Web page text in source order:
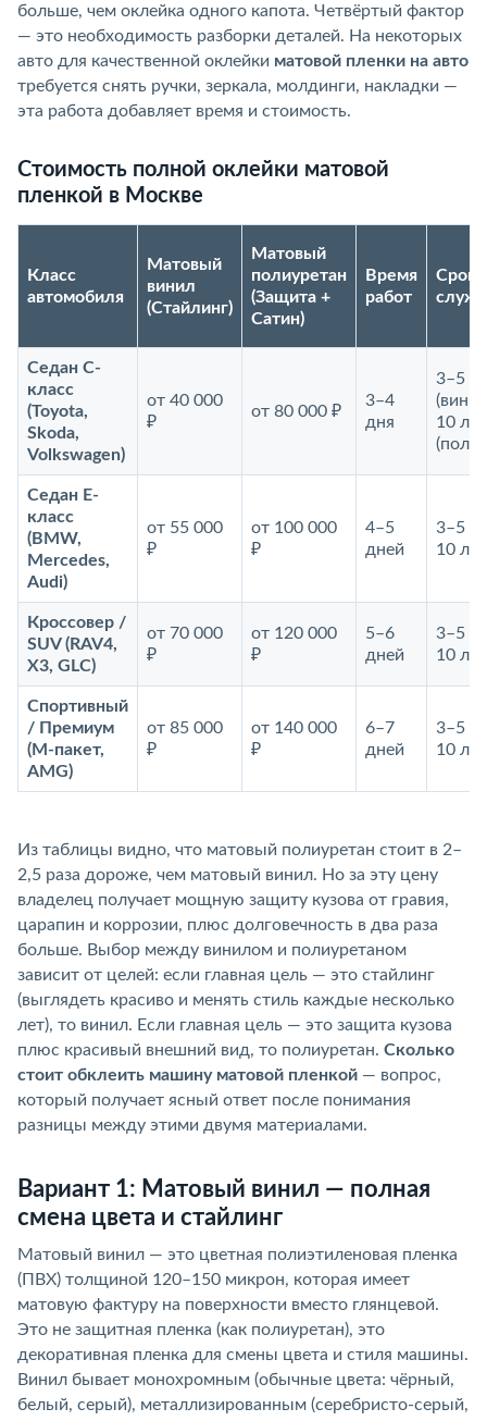
больше, чем оклейка одного капота. Четвёртый фактор
— это необходимость разборки деталей. На некоторых
авто для качественной оклейки матовой пленки на авто
требуется снять ручки, зеркала, молдинги, накладки —
эта работа добавляет время и стоимость.
Стоимость полной оклейки матовой
пленкой в Москве
Класс
автомобиля
Матовый
винил
(Стайлинг)
Матовый
полиуретан
(Защита +
Сатин)
Время
работ
Срок
Седан С-
класс
(Toyota,
Skoda,
Volkswagen)
от 40 000
₽
от 80 000 ₽
3–4
дня
3–5
10 лет
Седан E-
класс
(BMW,
Mercedes,
Audi)
от 55 000
₽
от 100 000
₽
4–5
дней
3–5
10 лет
Кроссовер /
SUV (RAV4,
X3, GLC)
от 70 000
₽
от 120 000
₽
5–6
дней
3–5
10 лет
Спортивный
/ Премиум
(М-пакет,
AMG)
от 85 000
₽
от 140 000
₽
6–7
дней
3–5
10 лет
Из таблицы видно, что матовый полиуретан стоит в 2–
2,5 раза дороже, чем матовый винил. Но за эту цену
владелец получает мощную защиту кузова от гравия,
царапин и коррозии, плюс долговечность в два раза
больше. Выбор между винилом и полиуретаном
зависит от целей: если главная цель — это стайлинг
(выглядеть красиво и менять стиль каждые несколько
лет), то винил. Если главная цель — это защита кузова
плюс красивый внешний вид, то полиуретан. Сколько
стоит обклеить машину матовой пленкой — вопрос,
который получает ясный ответ после понимания
разницы между этими двумя материалами.
Вариант 1: Матовый винил — полная
смена цвета и стайлинг
Матовый винил — это цветная полиэтиленовая пленка
(ПВХ) толщиной 120–150 микрон, которая имеет
матовую фактуру на поверхности вместо глянцевой.
Это не защитная пленка (как полиуретан), это
декоративная пленка для смены цвета и стиля машины.
Винил бывает монохромным (обычные цвета: чёрный,
белый, серый), металлизированным (серебристо-серый,